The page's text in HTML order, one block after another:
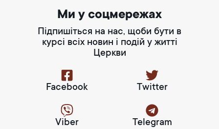
Ми у соцмережах
Підпишіться на нас, щоби бути в
курсі всіх новин і подій у житті
Церкви
Facebook Twitter
Viber Telegram